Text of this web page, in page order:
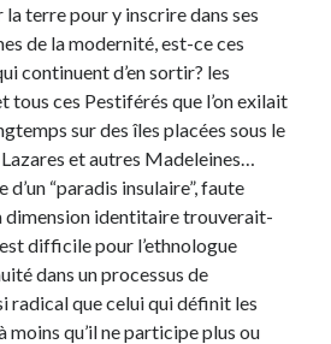
terre pour y inscrire dans ses
de la modernité, est-ce ces
continuent d’en sortir? les
tous ces Pestiférés que l’on exilait
sur des îles placées sous le
et autres Madeleines…
“paradis insulaire”, faute
dimension identitaire trouverait-
difficile pour l’ethnologue
dans un processus de
radical que celui qui définit les
moins qu’il ne participe plus ou